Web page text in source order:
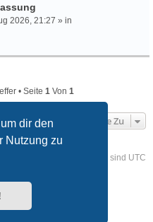
dir den
Nutzung zu
2026, 21:27 » in
• Seite 1 Von 1
Gehe Zu
Alle Zeiten sind UTC